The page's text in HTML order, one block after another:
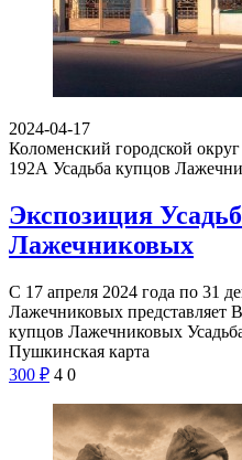
2024-04-17
Коломенский городской
192А Усадьба купцов
Экспозиция
Лажечниковых
С 17 апреля 2024 года по 31
Лажечниковых представляет
купцов Лажечниковых
Пушкинская карта
300 ₽ 4 0